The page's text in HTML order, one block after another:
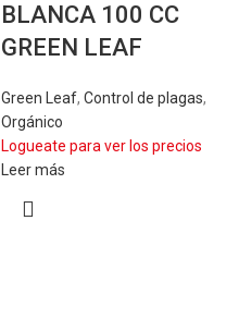
BLANCA 100 CC
GREEN LEAF
Green Leaf, Control de plagas,
Orgánico
Logueate para ver los precios
Leer más